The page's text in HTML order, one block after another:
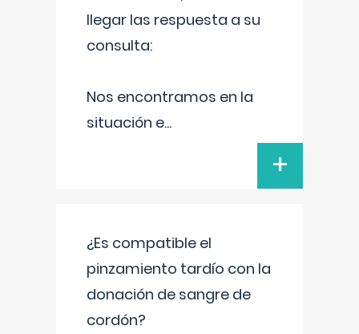
llegar las respuesta a su
consulta:
Nos encontramos en la
situación e...
+
¿Es compatible el
pinzamiento tardío con la
donación de sangre de
cordón?